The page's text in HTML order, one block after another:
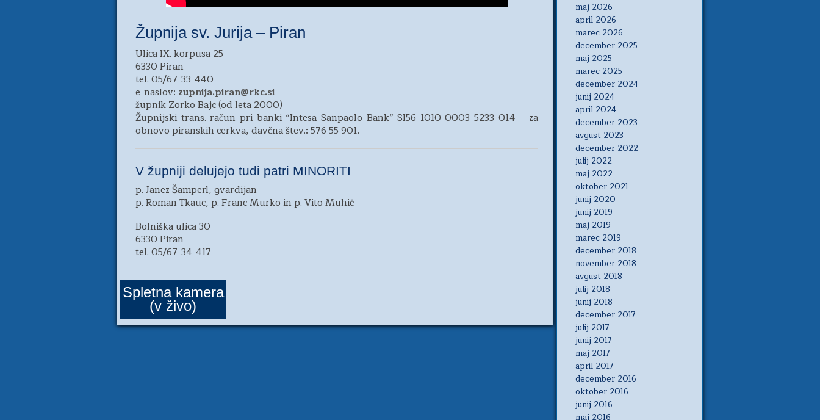
Župnija sv. Jurija – Piran
Ulica IX. korpusa 25
6330 Piran
tel. 05/67-33-440
e-naslov: zupnija.piran@rkc.si
župnik Zorko Bajc (od leta 2000)
Župnijski trans. račun pri banki “Intesa Sanpaolo Bank”SI56 1010 0003 5233 014 – za
obnovo piranskih cerkva, davčna štev.: 576 55 901.
V župniji delujejo tudi patri MINORITI
p. Janez Šamperl, gvardijan
p. Roman Tkauc, p. Franc Murko in p. Vito Muhič
Bolniška ulica 30
6330 Piran
tel. 05/67-34-417
Spletna kamera
(v živo)
maj 2026
april 2026
marec 2026
december 2025
maj 2025
marec 2025
december 2024
junij 2024
april 2024
december 2023
avgust 2023
december 2022
julij 2022
maj 2022
oktober 2021
junij 2020
junij 2019
maj 2019
marec 2019
december 2018
november 2018
avgust 2018
julij 2018
junij 2018
december 2017
julij 2017
junij 2017
maj 2017
april 2017
december 2016
oktober 2016
junij 2016